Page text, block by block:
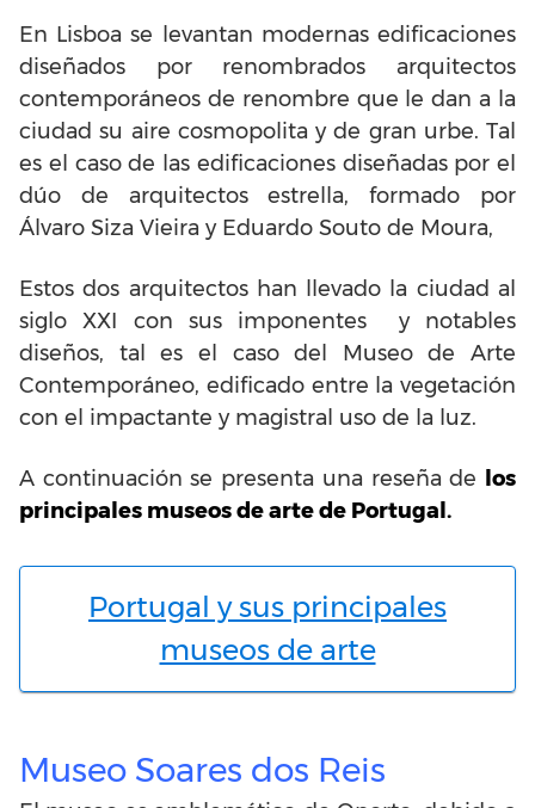
En Lisboa se levantan modernas edificaciones
diseñados por renombrados arquitectos
contemporáneos de renombre que le dan a la
ciudad su aire cosmopolita y de gran urbe. Tal
es el caso de las edificaciones diseñadas por el
dúo de arquitectos estrella, formado por
Álvaro Siza Vieira y Eduardo Souto de Moura,
Estos dos arquitectos han llevado la ciudad al
siglo XXI con sus imponentes y notables
diseños, tal es el caso del Museo de Arte
Contemporáneo, edificado entre la vegetación
con el impactante y magistral uso de la luz.
A continuación se presenta una reseña de
los
principales museos de arte de Portugal.
Portugal y sus principales
museos de arte
Museo Soares dos Reis